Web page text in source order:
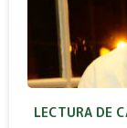
LECTURA DE